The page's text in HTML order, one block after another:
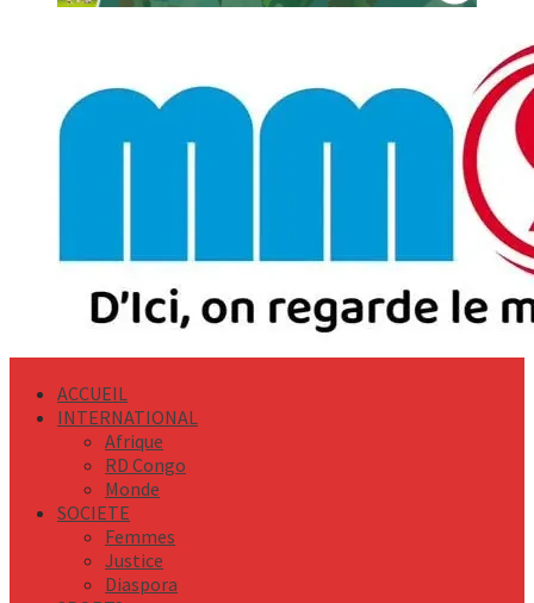
ACCUEIL
INTERNATIONAL
Afrique
RD Congo
Monde
SOCIETE
Femmes
Justice
Diaspora